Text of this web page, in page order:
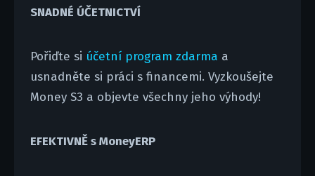
SNADNÉ ÚČETNICTVÍ
Pořiďte si účetní program zdarma a
usnadněte si práci s financemi. Vyzkoušejte
Money S3 a objevte všechny jeho výhody!
EFEKTIVNĚ s MoneyERP